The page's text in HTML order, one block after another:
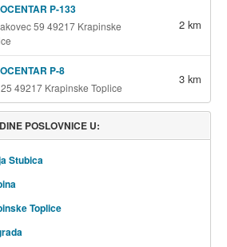
P-133
59 49217 Krapinske
2 km
P-8
49217 Krapinske Toplice
3 km
POSLOVNICE U:
Stubica
Toplice